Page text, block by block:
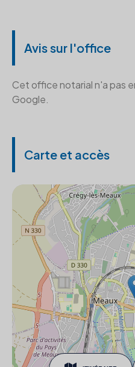
Avis sur l'office
Cet office notarial n'a pas
Google.
Carte et accès